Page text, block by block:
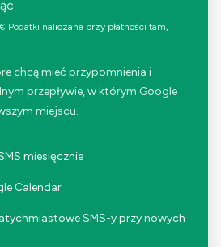
Podatki naliczane przy płatności tam,
chcą mieć przypomnienia i
przepływie, w którym Google
miejscu.
miesięcznie
Calendar
SMS-y przy nowych